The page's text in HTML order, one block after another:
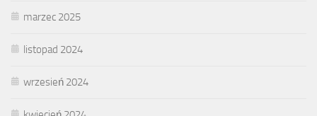
marzec 2025
listopad 2024
wrzesień 2024